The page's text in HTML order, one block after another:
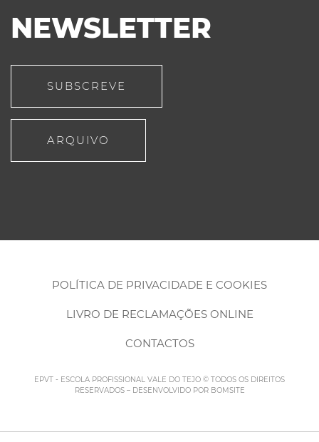
NEWSLETTER
SUBSCREVE
ARQUIVO
POLÍTICA DE PRIVACIDADE E COOKIES
LIVRO DE RECLAMAÇÕES ONLINE
CONTACTOS
EPVT - ESCOLA PROFISSIONAL VALE DO TEJO © TODOS OS DIREITOS
RESERVADOS – DESENVOLVIDO POR BOMSITE